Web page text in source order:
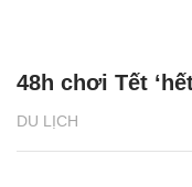
DU LỊCH
48h chơi Tết